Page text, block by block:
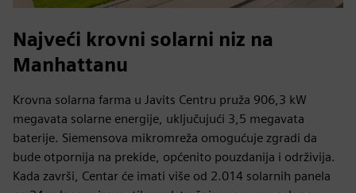
Najveći krovni solarni niz na
Manhattanu
Krovna solarna farma u Javits Centru pruža 906,3 kW
megavata solarne energije, uključujući 3,5 megavata
baterije. Siemensova mikromreža omogućuje zgradi da
bude otpornija na prekide, općenito pouzdanija i održivija.
Kada završi, Centar će imati više od 2.014 solarnih panela